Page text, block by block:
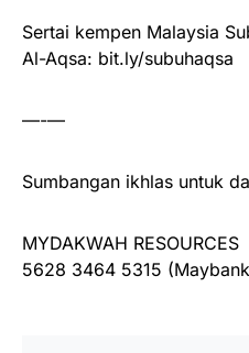
Sertai kempen Malaysia
Al-Aqsa: bit.ly/subuhaqsa
—-—
Sumbangan ikhlas untuk
MYDAKWAH RESOURCES
5628 3464 5315